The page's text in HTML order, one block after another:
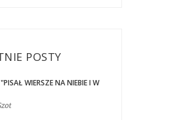
POSTY
WIERSZE NA NIEBIE I W